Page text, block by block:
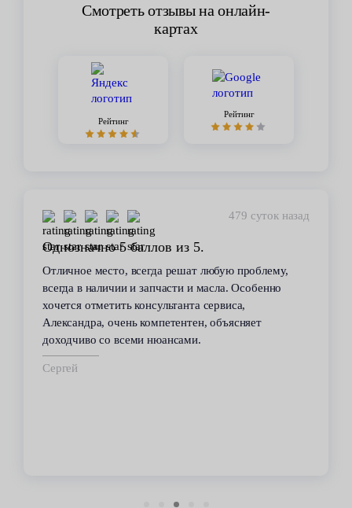
Смотреть отзывы на онлайн-
картах
Рейтинг
Рейтинг
479 суток назад
Однозначно 5 баллов из 5.
Отличное место, всегда решат любую проблему,
всегда в наличии и запчасти и масла. Особенно
хочется отметить консультанта сервиса,
Александра, очень компетентен, объясняет
доходчиво со всеми нюансами.
Сергей